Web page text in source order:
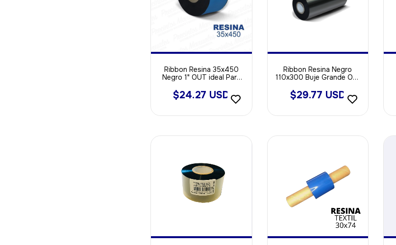
Ribbon Resina 35x450
Negro 1" OUT ideal Para
Sintetica
$24.27 USD
Ribbon Resina Negro
110x300 Buje Grande Out
Opp - Void Sintetica
$29.77 USD